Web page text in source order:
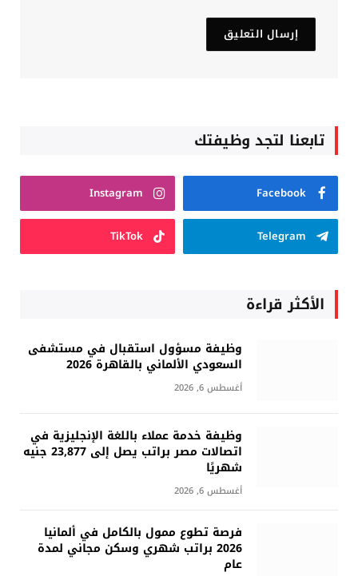
تابعنا لتجد وظيفتك
Facebook
Instagram
Telegram
TikTok
الأكثر قراءة
وظيفة مسؤول استقبال في مستشفى
السعودي الألماني بالقاهرة 2026
أغسطس 6, 2026
وظيفة خدمة عملاء باللغة الإنجليزية في
اتصالات مصر براتب يصل إلى 23,877 جنيه
شهريًا
أغسطس 6, 2026
فرصة تطوع ممول بالكامل في ألمانيا
2026 براتب شهري وسكن مجاني لمدة
عام